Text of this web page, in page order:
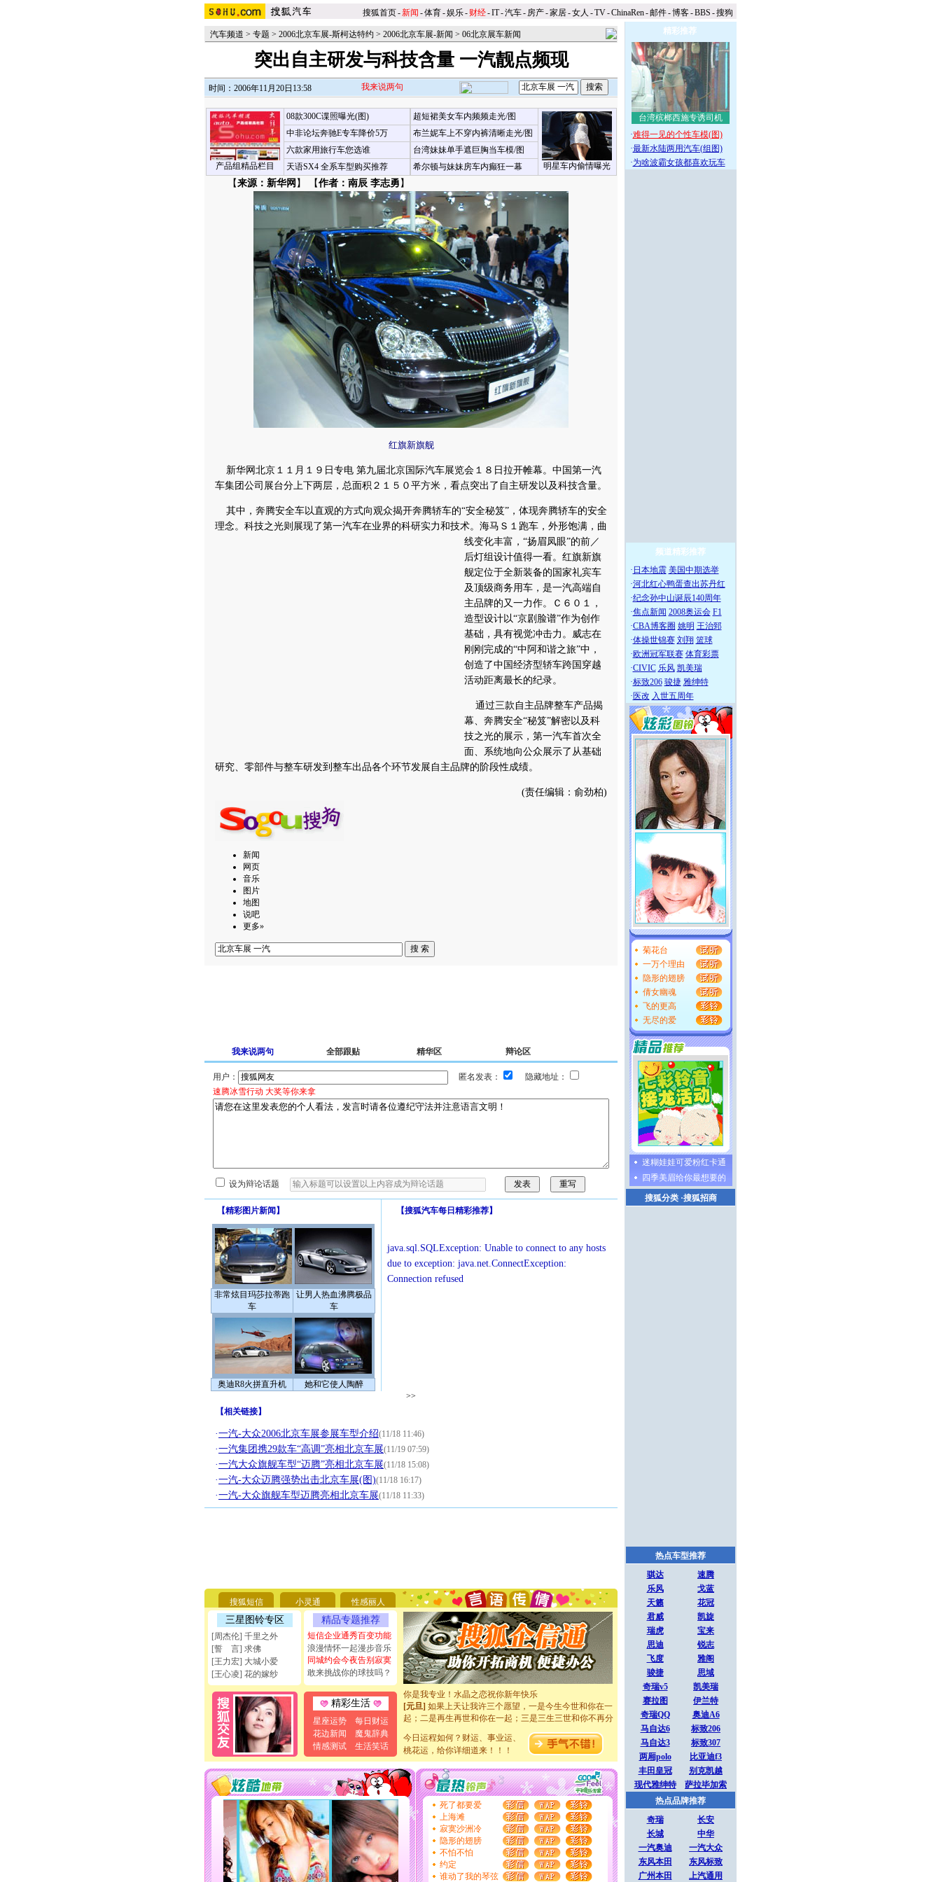
搜狐首页-新闻 -体育-娱乐- 财经-IT-汽车- 房产-家居-女人 -TV-ChinaRen-邮件-博客-BBS -搜狗
汽车频道 > 专题 > 2006北京车展-斯柯达特约 > 2006北京车展-新闻 > 06北京展车新闻
突出自主研发与科技含量 一汽靓点频现
时间：2006年11月20日13:58 我来说两句
产品组精品栏目
08款300C谍照曝光(图)
中非论坛奔驰E专车降价5万
六款家用旅行车您选谁
天语SX4 全系车型购买推荐
超短裙美女车内频频走光/图
明星车内偷情曝光
布兰妮车上不穿内裤清晰走光/图
台湾妹妹单手遮巨胸当车模/图
希尔顿与妹妹房车内癫狂一幕
【来源：新华网 】 【作者：南辰 李志勇 】
红旗新旗舰
新华网北京１１月１９日专电 第九届北京国际汽车展览会１８日拉开帷幕。中国第一汽
车集团公司展台分上下两层，总面积２１５０平方米，看点突出了自主研发以及科技含量。
其中，奔腾安全车以直观的方式向观众揭开奔腾轿车的“安全秘笈”，体现奔腾轿车的安全
理念。科技之光则展现了第一汽车在业界的科研实力和技术。 海马Ｓ１跑车，外形饱满，曲
线变化丰富，“扬眉凤眼”的前／
后灯组设计值得一看。红旗新旗
舰定位于全新装备的国家礼宾车
及顶级商务用车，是一汽高端自
主品牌的又一力作。Ｃ６０１，
造型设计以“京剧脸谱”作为创作
基础，具有视觉冲击力。威志在
刚刚完成的“中阿和谐之旅”中，
创造了中国经济型轿车跨国穿越
活动距离最长的纪录。
通过三款自主品牌整车产品揭
幕、奔腾安全“秘笈”解密以及科
技之光的展示，第一汽车首次全
面、系统地向公众展示了从基础
研究、零部件与整车研发到整车出品各个环节发展自主品牌的阶段性成绩。
(责任编辑：俞劲柏)
新闻
网页
音乐
图片
地图
说吧
更多»
我来说两句 全部跟贴 精华区 辩论区
用户： 匿名发表：
隐藏地址：
速腾冰雪行动 大奖等你来拿
设为辩论话题
【精彩图片新闻 】
非常炫目玛莎拉蒂跑
车
让男人热血沸腾极品
车
奥迪R8火拼直升机 她和它使人陶醉
【搜狐汽车每日精彩推荐】
java.sql.SQLException: Unable to connect to any hosts
due to exception: java.net.ConnectException:
Connection refused
>>
【相关链接】
·一汽-大众2006北京车展参展车型介绍(11/18 11:46)
·一汽集团携29款车“高调”亮相北京车展(11/19 07:59)
·一汽大众旗舰车型“迈腾”亮相北京车展(11/18 15:08)
·一汽-大众迈腾强势出击北京车展(图)(11/18 16:17)
·一汽-大众旗舰车型迈腾亮相北京车展(11/18 11:33)
搜狐短信 小灵通 性感丽人
三星图铃专区
[周杰伦] 千里之外
[誓 言] 求佛
[王力宏] 大城小爱
[王心凌] 花的嫁纱
精品专题推荐
短信企业通秀百变功能
浪漫情怀一起漫步音乐
同城约会今夜告别寂寞
敢来挑战你的球技吗？
精彩生活
星座运势
每日财运
花边新闻
魔鬼辞典
情感测试
生活笑话
要平安！千万要知足！千万不要忘记我！
[圣诞节]不只这样的日子才会想起你,而是这样的日子才
能正大光明地骚扰你,告诉你,圣诞要快乐!新年要快乐!天
天都要快乐噢!
[圣诞节]奉上一颗祝福的心,在这个特别的日子里,愿幸福,
如意,快乐,鲜花,一切美好的祝愿与你同在.圣诞快乐!
[元旦]看到你我会触电；看不到你我要充电；没有你我会
断电。爱你是我职业，想你是我事业，抱你是我特长，吻
你是我专业！水晶之恋祝你新年快乐
[元旦]如果上天让我许三个愿望，一是今生今世和你在一
起；二是再生再世和你在一起；三是三生三世和你不再分
离。水晶之恋祝你新年快乐
[元旦]当我狠下心扭头离去那一刻，你在我身后无助地哭
泣，这痛楚让我明白我多么爱你。我转身抱住你：这猪不
卖了。水晶之恋祝你新年快乐。
[春节]风柔雨润好月圆，半岛铁盒伴身边，每日尽显开心
颜！冬去春来似水如烟，劳碌人生需尽欢！听一曲轻歌，
道一声平安！新年吉祥万事如愿
[春节]
传说薰衣草有四片叶子：第一片叶子是信仰，第二
片叶子是希望，第三片叶子是爱情，第四片叶子是幸运。
送你一棵薰衣草，愿你新年快乐！
[圣诞节]圣诞节到了，想想没什么送给你的，又不打算给
你太多，只有给你五千万：千万快乐！千万要健康！千万
要平安！千万要知足！千万不要忘记我！
[圣诞节]不只这样的日子才会想起你,而是这样的日子才
今日运程如何？财运、事业运、
桃花运，给你详细道来！！！
死了都要爱
上海滩
寂寞沙洲冷
隐形的翅膀
不怕不怕
约定
谁动了我的琴弦
精彩推荐
台湾槟榔西施专诱司机
·难得一见的个性车模(图)
·最新水陆两用汽车(组图)
·为啥波霸女孩都喜欢玩车
频道精彩推荐
· 日本地震 美国中期选举
·河北红心鸭蛋查出苏丹红
·纪念孙中山诞辰140周年
·焦点新闻 2008奥运会 F1
·CBA博客圈 姚明 王治郅
·体操世锦赛 刘翔 篮球
·欧洲冠军联赛 体育彩票
·CIVIC 乐风 凯美瑞
·标致206 骏捷 雅绅特
· 医改 入世五周年
菊花台
一万个理由
隐形的翅膀
倩女幽魂
飞的更高
无尽的爱
迷糊娃娃可爱粉红卡通
四季美眉给你最想要的
搜狐分类·搜狐招商
热点车型推荐
骐达
速腾
乐风
戈蓝
天籁
花冠
君威
凯旋
瑞虎
宝来
思迪
锐志
飞度
雅阁
骏捷
思域
奇瑞v5
凯美瑞
赛拉图
伊兰特
奇瑞QQ
奥迪A6
马自达6
标致206
马自达3
标致307
两厢polo
比亚迪f3
丰田皇冠
别克凯越
现代雅绅特
萨拉毕加索
热点品牌推荐
奇瑞
长安
长城
中华
一汽奥迪
一汽大众
东风本田
东风标致
广州本田
上汽通用